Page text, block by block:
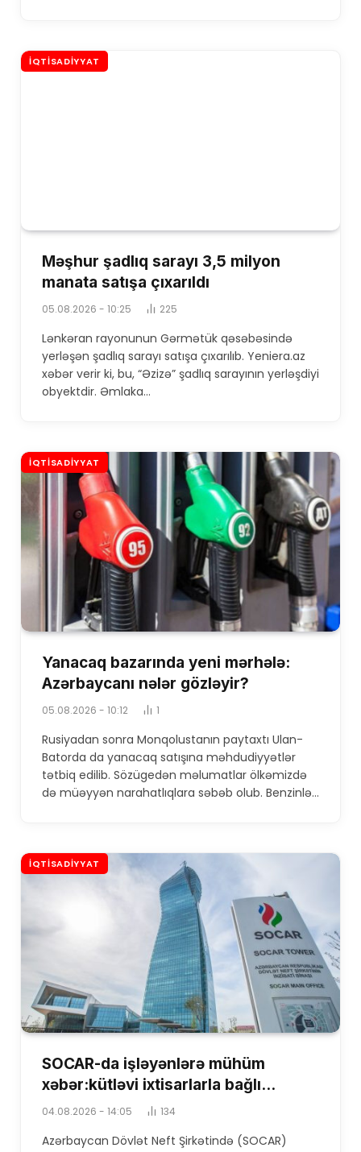
İQTISADIYYAT
Məşhur şadlıq sarayı 3,5 milyon
manata satışa çıxarıldı
05.08.2026 - 10:25 225
Lənkəran rayonunun Gərmətük qəsəbəsində
yerləşən şadlıq sarayı satışa çıxarılıb. Yeniera.az
xəbər verir ki, bu, “Əzizə” şadlıq sarayının yerləşdiyi
obyektdir. Əmlaka…
İQTISADIYYAT
Yanacaq bazarında yeni mərhələ:
Azərbaycanı nələr gözləyir?
05.08.2026 - 10:12 1
Rusiyadan sonra Monqolustanın paytaxtı Ulan-
Batorda da yanacaq satışına məhdudiyyətlər
tətbiq edilib. Sözügedən məlumatlar ölkəmizdə
də müəyyən narahatlıqlara səbəb olub. Benzinlə…
İQTISADIYYAT
SOCAR-da işləyənlərə mühüm
xəbər:kütləvi ixtisarlarla bağlı…
04.08.2026 - 14:05 134
Azərbaycan Dövlət Neft Şirkətində (SOCAR)